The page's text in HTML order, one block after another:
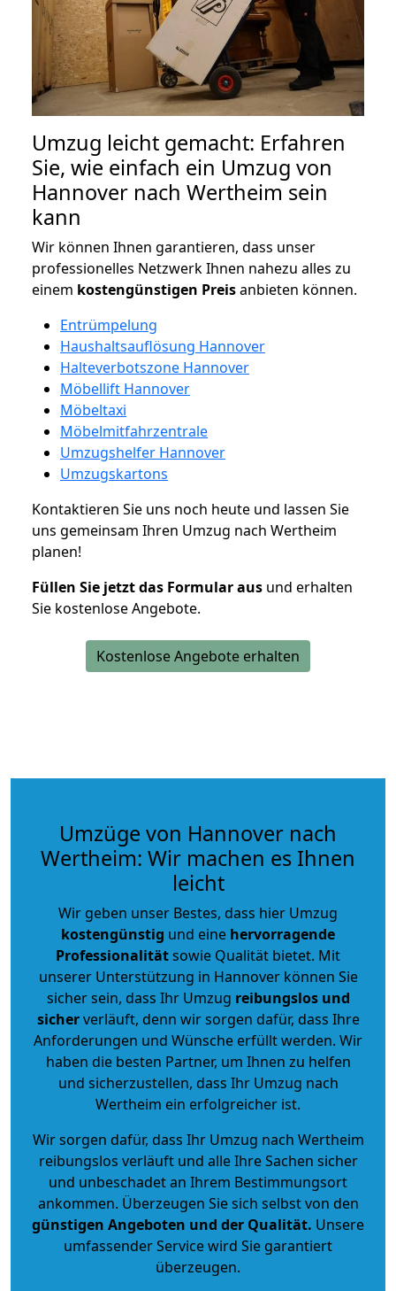
Umzug leicht gemacht: Erfahren
Sie, wie einfach ein Umzug von
Hannover nach Wertheim sein
kann
Wir können Ihnen garantieren, dass unser
professionelles Netzwerk Ihnen nahezu alles zu
einem kostengünstigen Preisanbieten können.
Entrümpelung
Haushaltsauflösung Hannover
Halteverbotszone Hannover
Möbellift Hannover
Möbeltaxi
Möbelmitfahrzentrale
Umzugshelfer Hannover
Umzugskartons
Kontaktieren Sie uns noch heute und lassen Sie
uns gemeinsam Ihren Umzug nach Wertheim
planen!
Füllen Sie jetzt das Formular aus und erhalten
Sie kostenlose Angebote.
Kostenlose Angebote erhalten
Umzüge von Hannover nach
Wertheim: Wir machen es Ihnen
leicht
Wir geben unser Bestes, dass hier Umzug
kostengünstig und eine hervorragende
Professionalitätsowie Qualität bietet. Mit
unserer Unterstützung in Hannover können Sie
sicher sein, dass Ihr Umzug reibungslos und
sicherverläuft, denn wir sorgen dafür, dass Ihre
Anforderungen und Wünsche erfüllt werden. Wir
haben die besten Partner, um Ihnen zu helfen
und sicherzustellen, dass Ihr Umzug nach
Wertheim ein erfolgreicher ist.
Wir sorgen dafür, dass Ihr Umzug nach Wertheim
reibungslos verläuft und alle Ihre Sachen sicher
und unbeschadet an Ihrem Bestimmungsort
ankommen. Überzeugen Sie sich selbst von den
günstigen Angeboten und der Qualität. Unsere
umfassender Service wird Sie garantiert
überzeugen.